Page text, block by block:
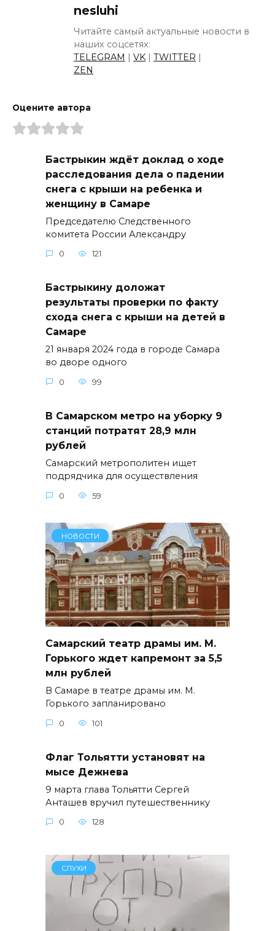
nesluhi
Читайте самый актуальные новости в
наших соцсетях:
TELEGRAM | VK | TWITTER |
ZEN
Оцените автора
Бастрыкин ждёт доклад о ходе
расследования дела о падении
снега с крыши на ребенка и
женщину в Самаре
Председателю Следственного
комитета России Александру
0 121
Бастрыкину доложат
результаты проверки по факту
схода снега с крыши на детей в
Самаре
21 января 2024 года в городе Самара
во дворе одного
0 99
В Самарском метро на уборку 9
станций потратят 28,9 млн
рублей
Самарский метрополитен ищет
подрядчика для осуществления
0 59
НОВОСТИ
Самарский театр драмы им. М.
Горького ждет капремонт за 5,5
млн рублей
В Самаре в театре драмы им. М.
Горького запланировано
0 101
Флаг Тольятти установят на
мысе Дежнева
9 марта глава Тольятти Сергей
Анташев вручил путешественнику
0 128
СЛУХИ